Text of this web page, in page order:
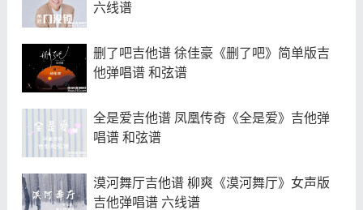
六线谱
删了吧吉他谱 徐佳豪《删了吧》简单版吉
他弹唱谱 和弦谱
全是爱吉他谱 凤凰传奇《全是爱》吉他弹
唱谱 和弦谱
漠河舞厅吉他谱 柳爽《漠河舞厅》女声版
吉他弹唱谱 六线谱